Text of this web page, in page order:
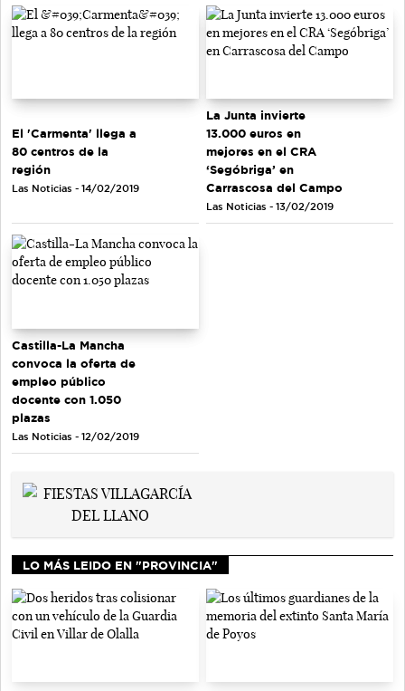
El 'Carmenta' llega a
80 centros de la
región
Las Noticias - 14/02/2019
La Junta invierte
13.000 euros en
mejores en el CRA
‘Segóbriga’ en
Carrascosa del Campo
Las Noticias - 13/02/2019
Castilla-La Mancha
convoca la oferta de
empleo público
docente con 1.050
plazas
Las Noticias - 12/02/2019
LO MÁS LEIDO EN "PROVINCIA"